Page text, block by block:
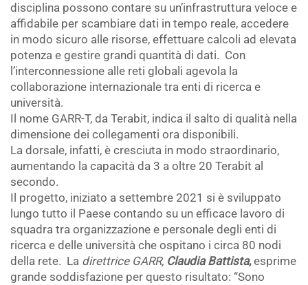
disciplina possono contare su un’infrastruttura veloce e
affidabile per scambiare dati in tempo reale, accedere
in modo sicuro alle risorse, effettuare calcoli ad elevata
potenza e gestire grandi quantità di dati. Con
l’interconnessione alle reti globali agevola la
collaborazione internazionale tra enti di ricerca e
università.
Il nome GARR-T, da Terabit, indica il salto di qualità nella
dimensione dei collegamenti ora disponibili.
La dorsale, infatti, è cresciuta in modo straordinario,
aumentando la capacità da 3 a oltre 20 Terabit al
secondo.
Il progetto, iniziato a settembre 2021 si è sviluppato
lungo tutto il Paese contando su un efficace lavoro di
squadra tra organizzazione e personale degli enti di
ricerca e delle università che ospitano i circa 80 nodi
della rete. La direttrice GARR, Claudia Battista,esprime
grande soddisfazione per questo risultato: “Sono